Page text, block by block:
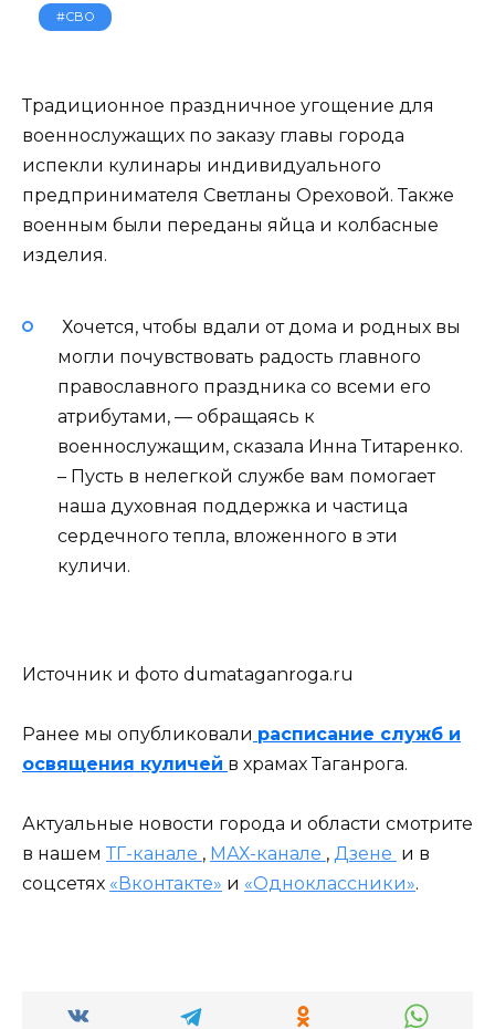
#СВО
Традиционное праздничное угощение для
военнослужащих по заказу главы города
испекли кулинары индивидуального
предпринимателя Светланы Ореховой. Также
военным были переданы яйца и колбасные
изделия.
Хочется, чтобы вдали от дома и родных вы
могли почувствовать радость главного
православного праздника со всеми его
атрибутами, — обращаясь к
военнослужащим, сказала Инна Титаренко.
– Пусть в нелегкой службе вам помогает
наша духовная поддержка и частица
сердечного тепла, вложенного в эти
куличи.
Источник и фото dumataganroga.ru
Ранее мы опубликовали расписание служб и
освящения куличей в храмах Таганрога.
Актуальные новости города и области смотрите
в нашем ТГ-канале , МАХ-канале , Дзене и в
соцсетях «Вконтакте» и «Одноклассники».